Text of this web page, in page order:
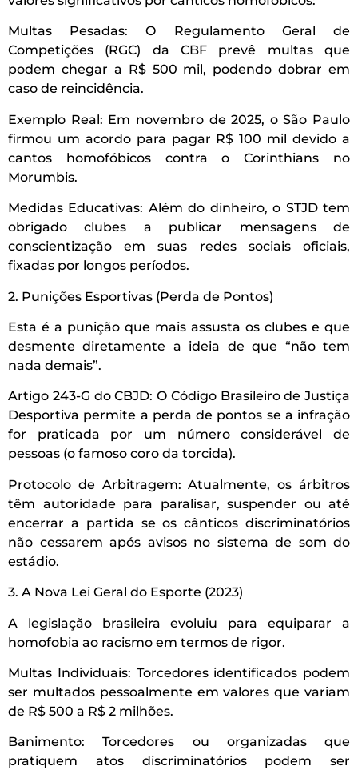
Multas Pesadas: O Regulamento Geral de
Competições (RGC) da CBF prevê multas que
podem chegar a R$ 500 mil, podendo dobrar em
caso de reincidência.
Exemplo Real: Em novembro de 2025, o São Paulo
firmou um acordo para pagar R$ 100 mil devido a
cantos homofóbicos contra o Corinthians no
Morumbis.
Medidas Educativas: Além do dinheiro, o STJD tem
obrigado clubes a publicar mensagens de
conscientização em suas redes sociais oficiais,
fixadas por longos períodos.
2. Punições Esportivas (Perda de Pontos)
Esta é a punição que mais assusta os clubes e que
desmente diretamente a ideia de que “não tem
nada demais”.
Artigo 243-G do CBJD: O Código Brasileiro de Justiça
Desportiva permite a perda de pontos se a infração
for praticada por um número considerável de
pessoas (o famoso coro da torcida).
Protocolo de Arbitragem: Atualmente, os árbitros
têm autoridade para paralisar, suspender ou até
encerrar a partida se os cânticos discriminatórios
não cessarem após avisos no sistema de som do
estádio.
3. A Nova Lei Geral do Esporte (2023)
A legislação brasileira evoluiu para equiparar a
homofobia ao racismo em termos de rigor.
Multas Individuais: Torcedores identificados podem
ser multados pessoalmente em valores que variam
de R$ 500 a R$ 2 milhões.
Banimento: Torcedores ou organizadas que
pratiquem atos discriminatórios podem ser